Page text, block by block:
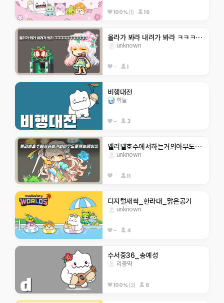
100%(1) 16
올라가 봐라 내려가 봐라 ㅋㅋㅋㅋㅋㅋㅋㅋㅋㅋㅋ
unknown
-- 1
비행대전
하늘
-- 3
엘리넬호수에서하는거의아무도못깨는레이싱
unknown
-- 11
디지털새싹_한라대_맑은공기
unknown
-- 4
수서중36_송예성
리중딱
100%(2) 8